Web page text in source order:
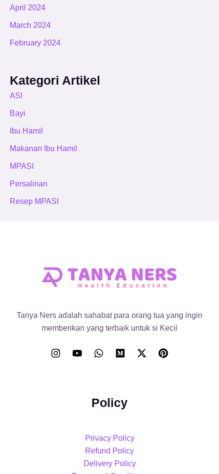
April 2024
March 2024
February 2024
Kategori Artikel
ASI
Bayi
Ibu Hamil
Makanan Ibu Hamil
MPASI
Persalinan
Resep MPASI
Tanya Ners adalah sahabat para orang tua yang ingin
memberikan yang terbaik untuk si Kecil
Policy
Privacy Policy
Refund Policy
Delivery Policy